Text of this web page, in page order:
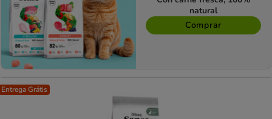
natural
Comprar
Entrega Grátis